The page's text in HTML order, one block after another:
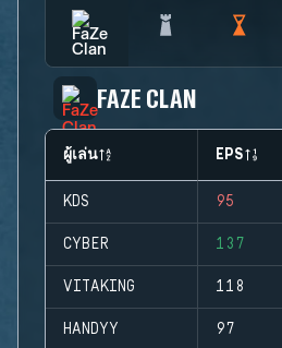
FAZE CLAN
ผู้เล่น EPS
KDS 95
CYBER 137
VITAKING 118
HANDYY 97